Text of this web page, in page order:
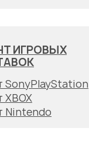
ИГРОВЫХ
SonyPlayStation
XBOX
Nintendo